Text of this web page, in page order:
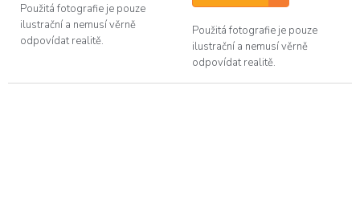
Použitá fotografie je pouze
ilustrační a nemusí věrně
odpovídat realitě.
Použitá fotografie je pouze
ilustrační a nemusí věrně
odpovídat realitě.